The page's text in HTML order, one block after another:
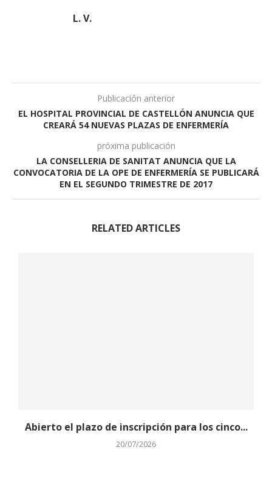
L. V.
Publicación anterior
EL HOSPITAL PROVINCIAL DE CASTELLÓN ANUNCIA QUE
CREARÁ 54 NUEVAS PLAZAS DE ENFERMERÍA
próxima publicación
LA CONSELLERIA DE SANITAT ANUNCIA QUE LA
CONVOCATORIA DE LA OPE DE ENFERMERÍA SE PUBLICARÁ
EN EL SEGUNDO TRIMESTRE DE 2017
RELATED ARTICLES
Abierto el plazo de inscripción para los cinco...
20/07/2026